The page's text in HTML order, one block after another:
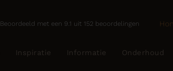
Beoordeeld met een 9.1 uit 152 beoordelingen
Inspiratie Informatie Onderhoud